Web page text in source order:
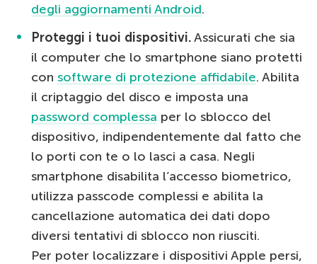
degli aggiornamenti Android.
Proteggi i tuoi dispositivi.Assicurati che sia
il computer che lo smartphone siano protetti
con software di protezione affidabile. Abilita
il criptaggio del disco e imposta una
password complessa per lo sblocco del
dispositivo, indipendentemente dal fatto che
lo porti con te o lo lasci a casa. Negli
smartphone disabilita l’accesso biometrico,
utilizza passcode complessi e abilita la
cancellazione automatica dei dati dopo
diversi tentativi di sblocco non riusciti.
Per poter localizzare i dispositivi Apple persi,